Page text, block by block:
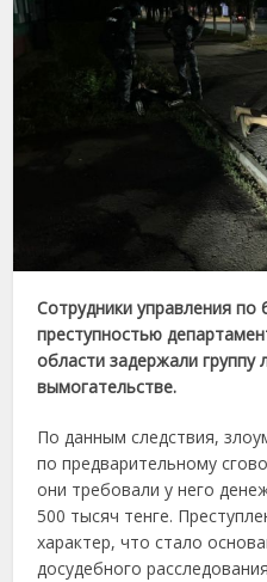
Сотрудники управления по
преступностью
области задержали группу
вымогательстве.
По данным следствия,
по предварительному
они требовали у него
500 тысяч тенге.
характер, что стало
досудебного